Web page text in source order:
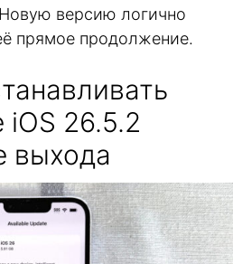
версию логично
прямое продолжение.
26.5.2
выхода